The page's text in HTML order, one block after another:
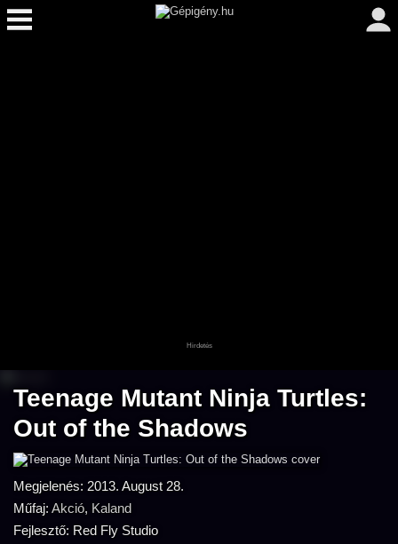
Teenage Mutant Ninja Turtles:
Out of the Shadows
Megjelenés: 2013. August 28.
Műfaj: Akció, Kaland
Fejlesztő: Red Fly Studio